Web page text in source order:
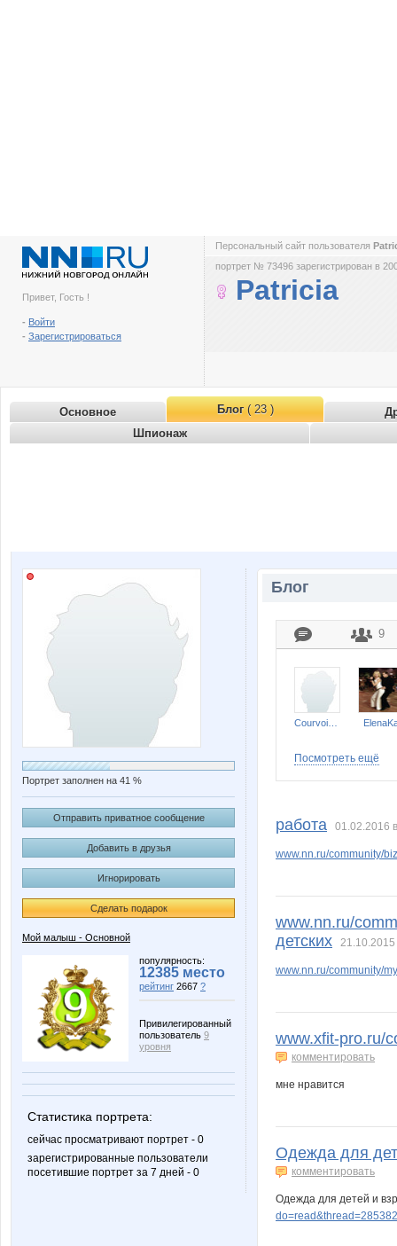
Привет, Гость !
- Войти
- Зарегистрироваться
Персональный сайт пользователя
портрет № 73496 зарегистрирован в
Patricia
Основное Блог( 23 )
Шпионаж
Портрет заполнен на 41 %
Отправить приватное сообщение
Добавить в друзья
Игнорировать
Сделать подарок
Мой малыш - Основной
популярность:
12385 место
рейтинг 2667 ?
Привилегированный
пользователь 9
уровня
Статистика портрета:
сейчас просматривают портрет - 0
зарегистрированные пользователи
посетившие портрет за 7 дней - 0
Блог
9
Мама Эмма
Посмотреть ещё
работа 01.02.2016
www.nn.ru/community/
www.nn.ru/
детских
21.10.2015
www.nn.ru/community/
www.xfit-pro.ru/
комментировать
мне нравится
Одежда для
комментировать
Одежда для детей и